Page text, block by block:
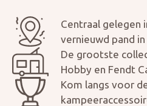
Centraal gelegen
vernieuwd pand in
De grootste
Hobby en Fendt
Kom langs voor